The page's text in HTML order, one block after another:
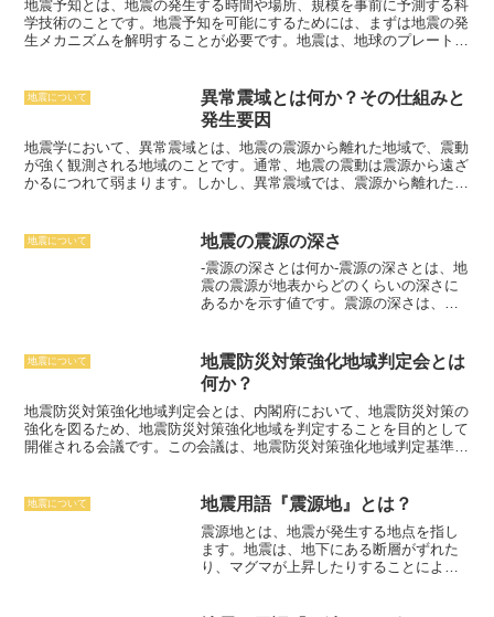
地震予知とは、地震の発生する時間や場所、規模を事前に予測する科
学技術のことです。地震予知を可能にするためには、まずは地震の発
生メカニズムを解明することが必要です。地震は、地球のプレートが
帯の活動状況を監視して、地震発生の可能性を予測します。地震予知
には、地殻変動の観測、地震波の観測、地磁気の観測など、さまざま
な方法があります。地殻変動の観測では、GPSやInSARなどの技術
を使って、地表のわずかな変動を測定します。地震波の観測では、地
震計を使って、地震波の速度や振幅を測定します。地磁気の観測で
は、地磁気の変化を測定して、地下の構造や断層帯の活動を推定しま
技術ではなく、誤報が発生する可能性もあります。
地震について
異常震域とは何か？その仕組みと
発生要因
地震学において、異常震域とは、地震の震源から離れた地域で、震動
が強く観測される地域のことです。通常、地震の震動は震源から遠ざ
かるにつれて弱まります。しかし、異常震域では、震源から離れた場
域だけでなく、その周辺地域にも大きな被害をもたらすことがありま
す。そのため、異常震域を事前に予測し、対策を講じることが重要で
す。異常震域の予測には、様々な手法が用いられています。その一つ
が、地盤の条件や地質構造を調査することです。地盤がやわらかい場
所や、地質構造が複雑な場所では、異常震域が発生しやすいことが知
の耐震性を高めることが重要です。耐震性の高い建物は、異常震域が
発生しても、倒壊したり、大きな被害を受けたりするのを防ぐことが
できます。また、異常震域が発生する可能性がある地域では、避難場
所や避難経路をあらかじめ確認しておくことが大切です。
地震について 地震の震源の深さ
-震源の深さとは何か-震源の深さとは、地
震の震源が地表からどのくらいの深さに
あるかを示す値です。震源の深さは、地
グマが上昇してくる際の地殻の変動によ
って決まります。震源の深さは、地震の
規模や被害の大きさに影響を与える重要
な要素です。震源の深さは、地震の震源
の位置を特定することで求めることがで
きます。地震の震源の位置は、地震波の
速度は、地殻の性質によって決まりま
す。地殻の性質は、地表から深さによっ
て変化するため、地震波の伝播速度も深
さによって変化します。地震波が観測さ
れる時刻は、地震が発生した時刻と地震
地震について
地震防災対策強化地域判定会とは
何か？
地震防災対策強化地域判定会とは 、内閣府において、地震防災対策の
強化を図るため、地震防災対策強化地域を判定することを目的として
開催される会議です。この会議は、地震防災対策強化地域判定基準に
が発生した場合に大きな被害が想定される地域、地震が発生した場合
に被害を軽減するための対策が講じられている地域、地震が発生した
場合に被害を復旧するための対策が講じられている地域など、地震防
災対策の強化を図る必要がある地域を判定するための基準です。地震
防災対策強化地域判定会は、内閣総理大臣が招集し、関係する閣僚が
地震について 地震用語『震源地』とは？
震源地とは 、地震が発生する地点を指し
ます。地震は、地下にある断層がずれた
り、マグマが上昇したりすることによっ